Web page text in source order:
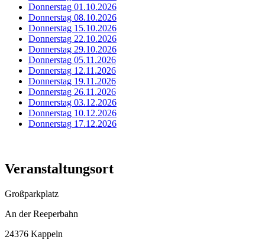
Donnerstag 01.10.2026
Donnerstag 08.10.2026
Donnerstag 15.10.2026
Donnerstag 22.10.2026
Donnerstag 29.10.2026
Donnerstag 05.11.2026
Donnerstag 12.11.2026
Donnerstag 19.11.2026
Donnerstag 26.11.2026
Donnerstag 03.12.2026
Donnerstag 10.12.2026
Donnerstag 17.12.2026
Veranstaltungsort
Großparkplatz
An der Reeperbahn
24376 Kappeln